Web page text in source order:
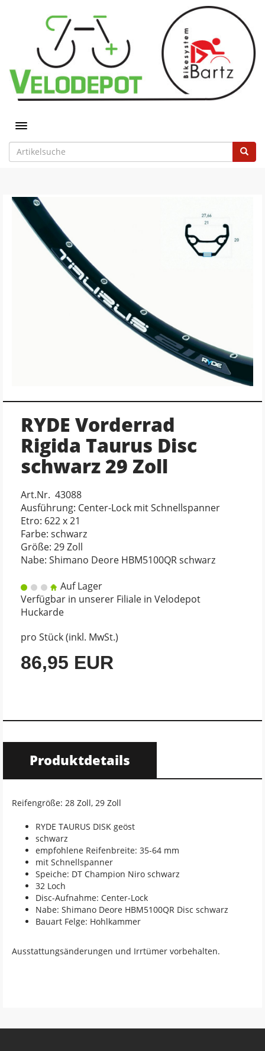
Toggle navigation
RYDE Vorderrad
Rigida Taurus Disc
schwarz 29 Zoll
Art.Nr. 43088
Ausführung: Center-Lock mit Schnellspanner
Etro: 622 x 21
Farbe: schwarz
Größe: 29 Zoll
Nabe: Shimano Deore HBM5100QR schwarz
Auf Lager
Verfügbar in unserer Filiale in Velodepot
Huckarde
pro Stück (inkl. MwSt.)
86,95 EUR
Produktdetails
Reifengröße: 28 Zoll, 29 Zoll
RYDE TAURUS DISK geöst
schwarz
empfohlene Reifenbreite: 35-64 mm
mit Schnellspanner
Speiche: DT Champion Niro schwarz
32 Loch
Disc-Aufnahme: Center-Lock
Nabe: Shimano Deore HBM5100QR Disc schwarz
Bauart Felge: Hohlkammer
Ausstattungsänderungen und Irrtümer vorbehalten.